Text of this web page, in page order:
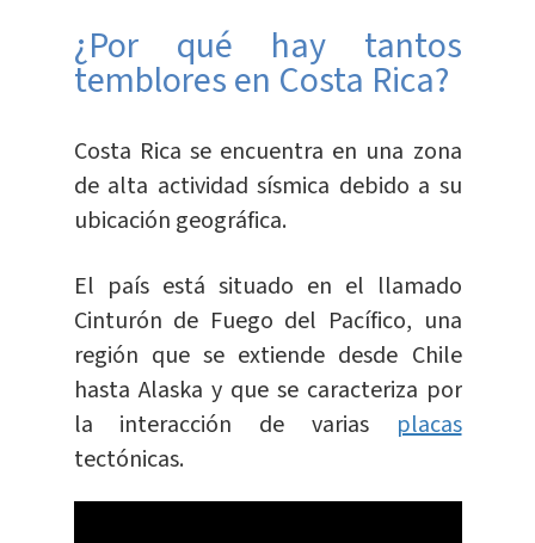
¿Por qué hay tantos
temblores en Costa Rica?
Costa Rica se encuentra en una zona
de alta actividad sísmica debido a su
ubicación geográfica.
El país está situado en el llamado
Cinturón de Fuego del Pacífico, una
región que se extiende desde Chile
hasta Alaska y que se caracteriza por
la interacción de varias placas
tectónicas.